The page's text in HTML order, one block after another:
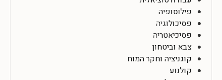
פילוסופיה
פסיכולוגיה
פסיכיאטריה
צבא וביטחון
קוגניציה וחקר המוח
קולנוע